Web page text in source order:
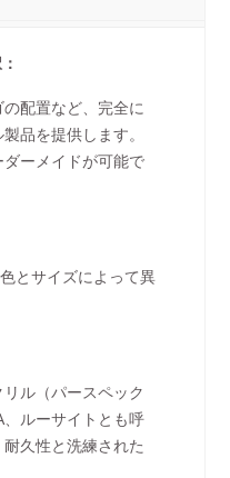
配置など、完全に
品を提供します。
ーメイドが可能で
とサイズによって異
ル（パースペック
ルーサイトとも呼
久性と洗練された